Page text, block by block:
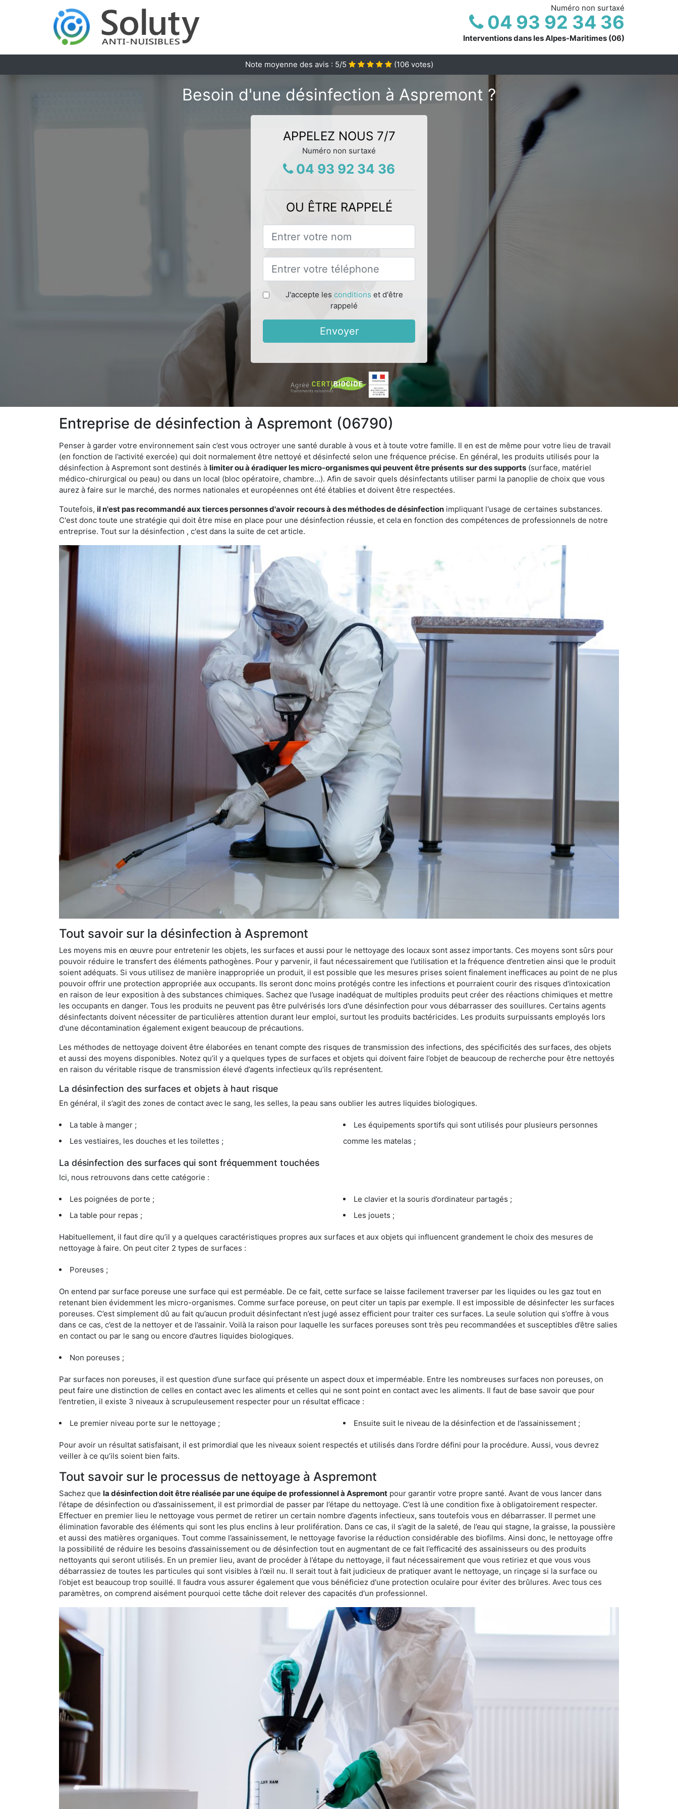
Numéro non surtaxé
04 93 92 34 36
Interventions dans les Alpes-Maritimes (06)
Note moyenne des avis : 5/5 (106votes)
Besoin d'une désinfection à Aspremont ?
APPELEZ NOUS 7/7
Numéro non surtaxé
04 93 92 34 36
OU ÊTRE RAPPELÉ
J'accepte les conditions et d'être
rappelé
Envoyer
Entreprise de désinfection à Aspremont (06790)
Penser à garder votre environnement sain c’est vous octroyer une santé durable à vous et à toute votre famille. Il en est de même pour votre lieu de travail
(en fonction de l’activité exercée) qui doit normalement être nettoyé et désinfecté selon une fréquence précise. En général, les produits utilisés pour la
désinfection à Aspremont sont destinés à limiter ou à éradiquer les micro-organismes qui peuvent être présents sur des supports (surface, matériel
médico-chirurgical ou peau) ou dans un local (bloc opératoire, chambre…). Afin de savoir quels désinfectants utiliser parmi la panoplie de choix que vous
aurez à faire sur le marché, des normes nationales et européennes ont été établies et doivent être respectées.
Toutefois, il n'est pas recommandé aux tierces personnes d'avoir recours à des méthodes de désinfection impliquant l'usage de certaines substances.
C'est donc toute une stratégie qui doit être mise en place pour une désinfection réussie, et cela en fonction des compétences de professionnels de notre
entreprise. Tout sur la désinfection , c'est dans la suite de cet article.
Tout savoir sur la désinfection à Aspremont
Les moyens mis en œuvre pour entretenir les objets, les surfaces et aussi pour le nettoyage des locaux sont assez importants. Ces moyens sont sûrs pour
pouvoir réduire le transfert des éléments pathogènes. Pour y parvenir, il faut nécessairement que l’utilisation et la fréquence d’entretien ainsi que le produit
soient adéquats. Si vous utilisez de manière inappropriée un produit, il est possible que les mesures prises soient finalement inefficaces au point de ne plus
pouvoir offrir une protection appropriée aux occupants. Ils seront donc moins protégés contre les infections et pourraient courir des risques d'intoxication
en raison de leur exposition à des substances chimiques. Sachez que l’usage inadéquat de multiples produits peut créer des réactions chimiques et mettre
les occupants en danger. Tous les produits ne peuvent pas être pulvérisés lors d'une désinfection pour vous débarrasser des souillures. Certains agents
désinfectants doivent nécessiter de particulières attention durant leur emploi, surtout les produits bactéricides. Les produits surpuissants employés lors
d'une décontamination également exigent beaucoup de précautions.
Les méthodes de nettoyage doivent être élaborées en tenant compte des risques de transmission des infections, des spécificités des surfaces, des objets
et aussi des moyens disponibles. Notez qu’il y a quelques types de surfaces et objets qui doivent faire l’objet de beaucoup de recherche pour être nettoyés
en raison du véritable risque de transmission élevé d’agents infectieux qu’ils représentent.
La désinfection des surfaces et objets à haut risque
En général, il s’agit des zones de contact avec le sang, les selles, la peau sans oublier les autres liquides biologiques.
La table à manger ;
Les vestiaires, les douches et les toilettes ;
Les équipements sportifs qui sont utilisés pour plusieurs personnes
comme les matelas ;
La désinfection des surfaces qui sont fréquemment touchées
Ici, nous retrouvons dans cette catégorie :
Les poignées de porte ;
La table pour repas ;
Le clavier et la souris d’ordinateur partagés ;
Les jouets ;
Habituellement, il faut dire qu’il y a quelques caractéristiques propres aux surfaces et aux objets qui influencent grandement le choix des mesures de
nettoyage à faire. On peut citer 2 types de surfaces :
Poreuses ;
On entend par surface poreuse une surface qui est perméable. De ce fait, cette surface se laisse facilement traverser par les liquides ou les gaz tout en
retenant bien évidemment les micro-organismes. Comme surface poreuse, on peut citer un tapis par exemple. Il est impossible de désinfecter les surfaces
poreuses. C’est simplement dû au fait qu’aucun produit désinfectant n’est jugé assez efficient pour traiter ces surfaces. La seule solution qui s’offre à vous
dans ce cas, c’est de la nettoyer et de l’assainir. Voilà la raison pour laquelle les surfaces poreuses sont très peu recommandées et susceptibles d’être salies
en contact ou par le sang ou encore d’autres liquides biologiques.
Non poreuses ;
Par surfaces non poreuses, il est question d’une surface qui présente un aspect doux et imperméable. Entre les nombreuses surfaces non poreuses, on
peut faire une distinction de celles en contact avec les aliments et celles qui ne sont point en contact avec les aliments. Il faut de base savoir que pour
l’entretien, il existe 3 niveaux à scrupuleusement respecter pour un résultat efficace :
Le premier niveau porte sur le nettoyage ; Ensuite suit le niveau de la désinfection et de l’assainissement ;
Pour avoir un résultat satisfaisant, il est primordial que les niveaux soient respectés et utilisés dans l’ordre défini pour la procédure. Aussi, vous devrez
veiller à ce qu’ils soient bien faits.
Tout savoir sur le processus de nettoyage à Aspremont
Sachez que la désinfection doit être réalisée par une équipe de professionnel à Aspremont pour garantir votre propre santé. Avant de vous lancer dans
l’étape de désinfection ou d’assainissement, il est primordial de passer par l’étape du nettoyage. C’est là une condition fixe à obligatoirement respecter.
Effectuer en premier lieu le nettoyage vous permet de retirer un certain nombre d’agents infectieux, sans toutefois vous en débarrasser. Il permet une
élimination favorable des éléments qui sont les plus enclins à leur prolifération. Dans ce cas, il s’agit de la saleté, de l’eau qui stagne, la graisse, la poussière
et aussi des matières organiques. Tout comme l’assainissement, le nettoyage favorise la réduction considérable des biofilms. Ainsi donc, le nettoyage offre
la possibilité de réduire les besoins d’assainissement ou de désinfection tout en augmentant de ce fait l’efficacité des assainisseurs ou des produits
nettoyants qui seront utilisés. En un premier lieu, avant de procéder à l’étape du nettoyage, il faut nécessairement que vous retiriez et que vous vous
débarrassiez de toutes les particules qui sont visibles à l’œil nu. Il serait tout à fait judicieux de pratiquer avant le nettoyage, un rinçage si la surface ou
l’objet est beaucoup trop souillé. Il faudra vous assurer également que vous bénéficiez d'une protection oculaire pour éviter des brûlures. Avec tous ces
paramètres, on comprend aisément pourquoi cette tâche doit relever des capacités d'un professionnel.